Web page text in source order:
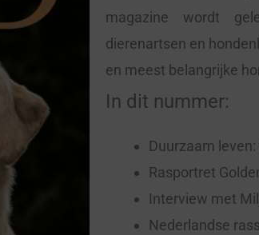
magazine wordt
dierenartsen en
en meest belangrijke
In dit nummer:
Duurzaam
Rasportret
Interview met
Nederlandse